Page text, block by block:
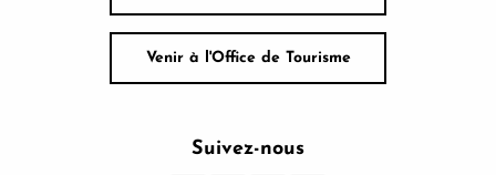
Venir à l'Office de Tourisme
Suivez-nous